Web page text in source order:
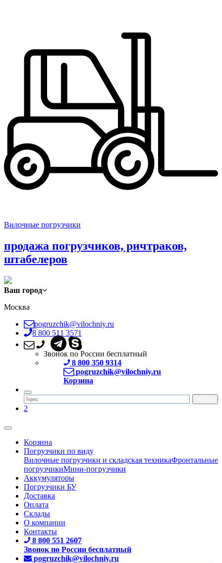
Вилочные погрузчики
продажа погрузчиков, ричтраков,
штабелеров
Ваш город
Москва
pogruzchik@vilochniy.ru
8 800 511 3571
Звонок по России бесплатный
8 800 350 9314
pogruzchik@vilochniy.ru
Корзина
2
Корзина
Погрузчики по виду
Вилочные погрузчики и складская техникаФронтальные
погрузчикиМини-погрузчики
Аккумуляторы
Погрузчики БУ
Доставка
Оплата
Склады
О компании
Контакты
8 800 551 2607
Звонок по России бесплатный
pogruzchik@vilochniy.ru